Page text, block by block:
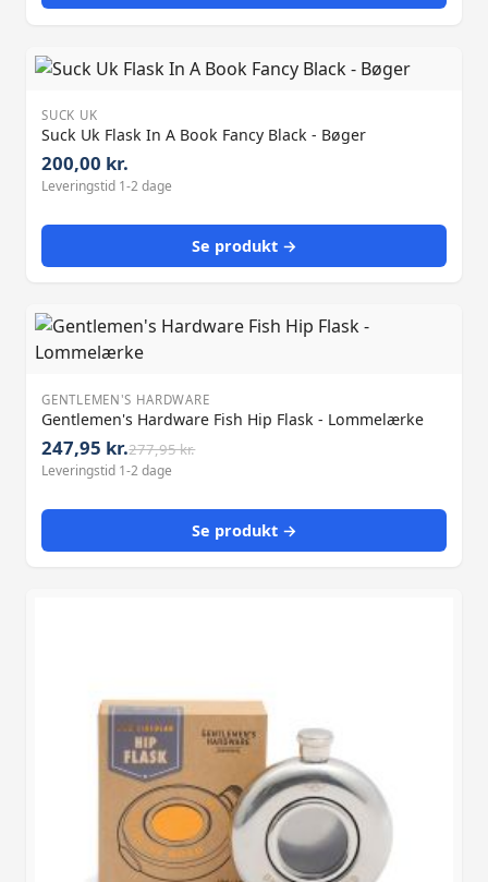
SUCK UK
Suck Uk Flask In A Book Fancy Black - Bøger
200,00 kr.
Leveringstid 1-2 dage
Se produkt →
GENTLEMEN'S HARDWARE
Gentlemen's Hardware Fish Hip Flask - Lommelærke
247,95 kr.277,95 kr.
Leveringstid 1-2 dage
Se produkt →